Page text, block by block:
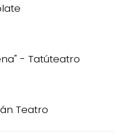
- Tatúteatro
Teatro